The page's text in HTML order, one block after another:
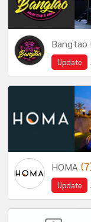
Bangtao
Update
HOMA
Update